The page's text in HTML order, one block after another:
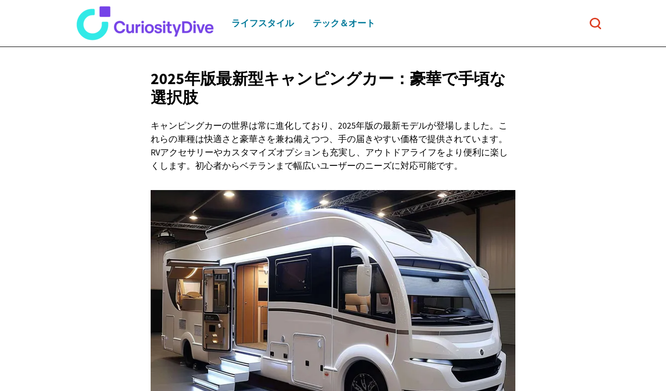
ライフスタイル テック＆オート
2025年版最新型キャンピングカー：豪華で手頃な
選択肢
キャンピングカーの世界は常に進化しており、2025年版の最新モデルが登場しました。こ
れらの車種は快適さと豪華さを兼ね備えつつ、手の届きやすい価格で提供されています。
RVアクセサリーやカスタマイズオプションも充実し、アウトドアライフをより便利に楽し
くします。初心者からベテランまで幅広いユーザーのニーズに対応可能です。